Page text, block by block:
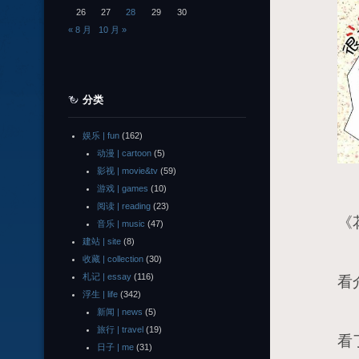
看
看
26
27 28 29
30
« 8 月
10 月 »
分类
娱乐 | fun (162)
动漫 | cartoon (5)
影视 | movie&tv (59)
游戏 | games (10)
阅读 | reading (23)
音乐 | music (47)
建站 | site (8)
收藏 | collection (30)
札记 | essay (116)
浮生 | life (342)
新闻 | news (5)
旅行 | travel (19)
日子 | me (31)